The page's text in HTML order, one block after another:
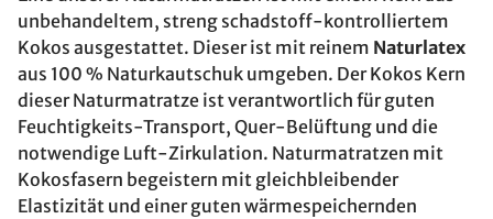
unbehandeltem, streng schadstoff-kontrolliertem
Kokos ausgestattet. Dieser ist mit reinem Naturlatex
aus 100 % Naturkautschuk umgeben. Der Kokos Kern
dieser Naturmatratze ist verantwortlich für guten
Feuchtigkeits-Transport, Quer-Belüftung und die
notwendige Luft-Zirkulation. Naturmatratzen mit
Kokosfasern begeistern mit gleichbleibender
Elastizität und einer guten wärmespeichernden